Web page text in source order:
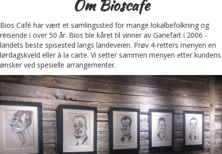
Om Bioscafe
Bios Café har vært et samlingssted for mange lokalbefolkning og
reisende i over 50 år. Bios ble kåret til vinner av Ganefart i 2006 -
landets beste spisested langs landeveien. Prøv 4-retters menyen en
lørdagskveld eller à la carte. Vi setter sammen menyen etter kundens
ønsker ved spesielle arrangementer.